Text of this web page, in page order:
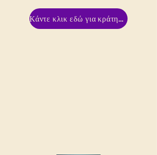
Κάντε κλικ εδώ για κράτηση!!